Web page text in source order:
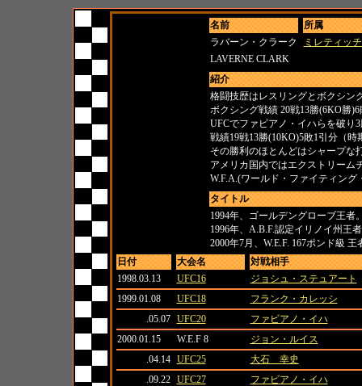
名前
所属
ラバーン・クラーク
ミレティッ
LAVERNE CLARK
紹介
格闘技歴はレスリングとボクシン
ボクシング戦績 20戦13勝(6KO勝
UFCでファビアノ・イハらを破り
戦績19戦13勝(10KO)5敗1引分（時
その勝利のほとんどはシャープな
アメリカ国内ではエクストリーム
W.F.A.(ワールド・ファイティン
タイトル
1994年、ゴールデングローブ王者
1996年、A.B.F.認定イリノイ州王
2000年7月、W.E.F. 167ポンド級 王
日付
大会名
対戦相手
1998.03.13
UFC16
ジョシュ・ステュアート
1999.01.08
UFC18
フランク・カレッシ
.05.07
UFC20
ファビアノ・イハ
2000.01.15
W.E.F 8
ジョン・ルイス
.04.14
UFC25
大石 幸史
.09.22
UFC27
ファビアノ・イハ